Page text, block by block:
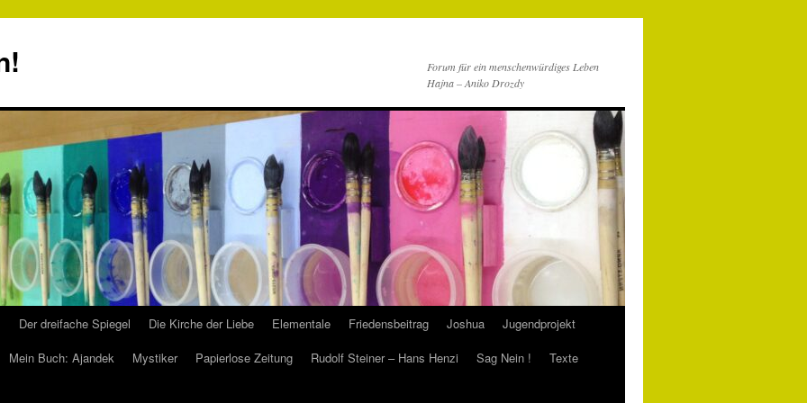
Forum für ein menschenwürdiges Leben
Hajna – Aniko Drozdy
Der dreifache Spiegel Die Kirche der Liebe Elementale Friedensbeitrag Joshua
Jugendprojekt
Mein Buch: Ajandek Mystiker Papierlose Zeitung Rudolf Steiner – Hans Henzi Sag Nein !
Texte